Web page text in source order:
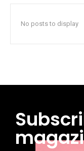
No posts to display